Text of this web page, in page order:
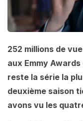
252 millions de
aux Emmy
reste la série la
deuxième saison
avons vu les